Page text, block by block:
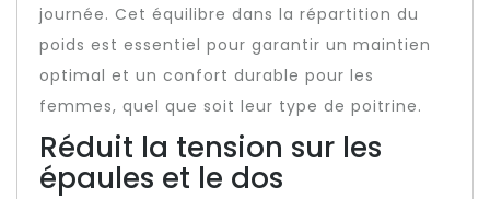
journée. Cet équilibre dans la répartition du
poids est essentiel pour garantir un maintien
optimal et un confort durable pour les
femmes, quel que soit leur type de poitrine.
Réduit la tension sur les
épaules et le dos